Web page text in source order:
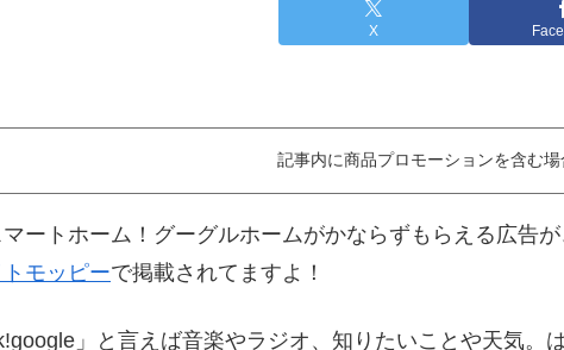
X
記事内に商品プロモーションを含む
ートホーム！グーグルホームがかならずもらえる広告
モッピーで掲載されてますよ！
」と言えば音楽やラジオ、知りたいことや天気。